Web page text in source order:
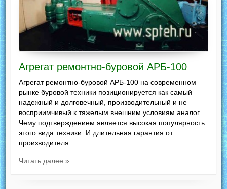
Агрегат ремонтно-буровой АРБ-100
Агрегат ремонтно-буровой АРБ-100 на современном
рынке буровой техники позиционируется как самый
надежный и долговечный, производительный и не
восприимчивый к тяжелым внешним условиям аналог.
Чему подтверждением является высокая популярность
этого вида техники. И длительная гарантия от
производителя.
Читать далее »